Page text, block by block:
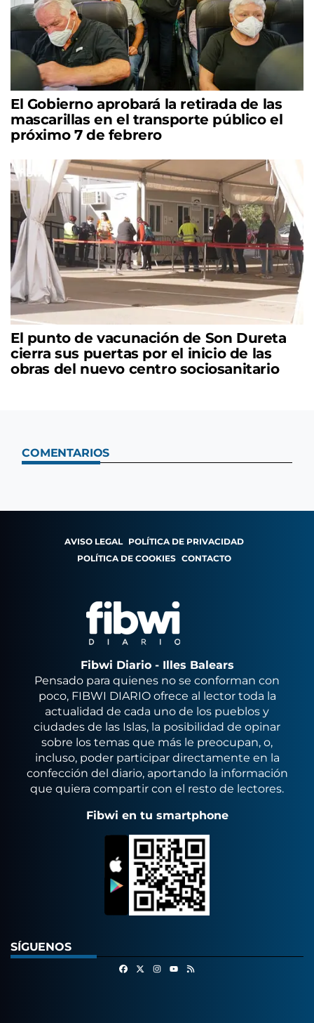
El Gobierno aprobará la retirada de las
mascarillas en el transporte público el
próximo 7 de febrero
El punto de vacunación de Son Dureta
cierra sus puertas por el inicio de las
obras del nuevo centro sociosanitario
COMENTARIOS
AVISO LEGAL POLÍTICA DE PRIVACIDAD
POLÍTICA DE COOKIES CONTACTO
Fibwi Diario - Illes Balears
Pensado para quienes no se conforman con
poco, FIBWI DIARIO ofrece al lector toda la
actualidad de cada uno de los pueblos y
ciudades de las Islas, la posibilidad de opinar
sobre los temas que más le preocupan, o,
incluso, poder participar directamente en la
confección del diario, aportando la información
que quiera compartir con el resto de lectores.
Fibwi en tu smartphone
SÍGUENOS
FacebookInstagram